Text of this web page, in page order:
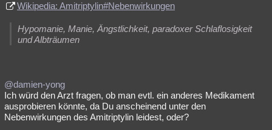
Wikipedia: Amitriptylin#Nebenwirkungen
Hypomanie, Manie, Ängstlichkeit, paradoxer Schlaflosigkeit
und Albträumen
@damien-yong
Ich würd den Arzt fragen, ob man evtl. ein anderes Medikament
ausprobieren könnte, da Du anscheinend unter den
Nebenwirkungen des Amitriptylin leidest, oder?